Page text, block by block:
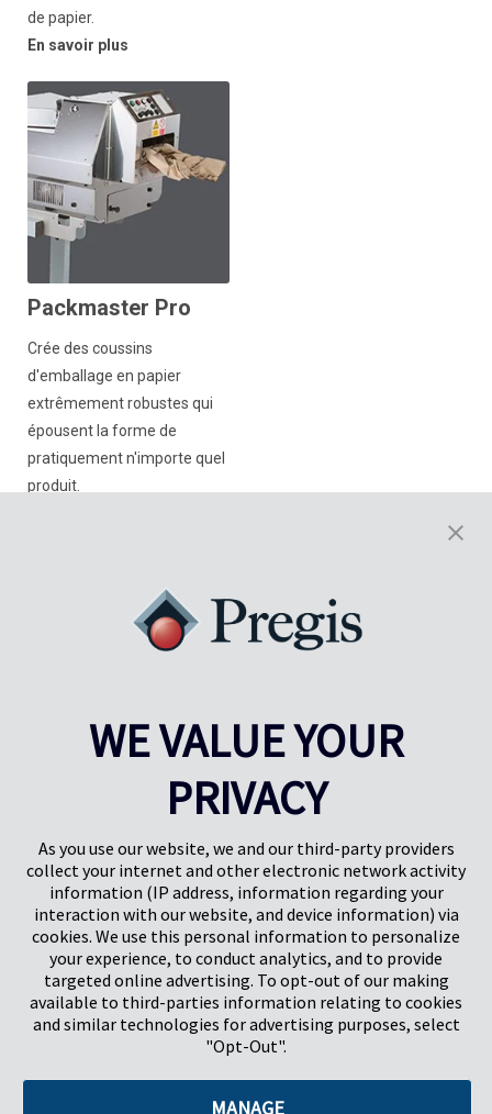
de papier.
En savoir plus
Packmaster Pro
Crée des coussins
d'emballage en papier
extrêmement robustes qui
épousent la forme de
pratiquement n'importe quel
produit.
Herts, UK
SG1 2DG
Centre Pregis IQ
Park Forum 1053
Pays-Bas
Pregis GmbH
Rheinpromenade 13
40789 Monheim am Rhein
Deutschland
Geschäftsführer: K. J. Baudhuin, D. K. LaVanWay, L. Darnell
©2026 Pregis LLC. Tous droits réservés.
WE VALUE YOUR
PRIVACY
As you use our website, we and our third-party providers
collect your internet and other electronic network activity
information (IP address, information regarding your
interaction with our website, and device information) via
cookies. We use this personal information to personalize
your experience, to conduct analytics, and to provide
targeted online advertising. To opt-out of our making
available to third-parties information relating to cookies
and similar technologies for advertising purposes, select
"Opt-Out".
MANAGE